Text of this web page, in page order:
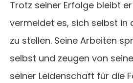
Trotz seiner Erfolge bleibt
vermeidet es, sich selbst in
zu stellen. Seine Arbeiten
selbst und zeugen von
seiner Leidenschaft für die